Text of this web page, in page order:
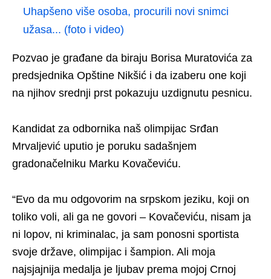
Uhapšeno više osoba, procurili novi snimci
užasa... (foto i video)
Pozvao je građane da biraju Borisa Muratovića za
predsjednika Opštine Nikšić i da izaberu one koji
na njihov srednji prst pokazuju uzdignutu pesnicu.
Kandidat za odbornika naš olimpijac Srđan
Mrvaljević uputio je poruku sadašnjem
gradonačelniku Marku Kovačeviću.
“Evo da mu odgovorim na srpskom jeziku, koji on
toliko voli, ali ga ne govori – Kovačeviću, nisam ja
ni lopov, ni kriminalac, ja sam ponosni sportista
svoje države, olimpijac i šampion. Ali moja
najsjajnija medalja je ljubav prema mojoj Crnoj